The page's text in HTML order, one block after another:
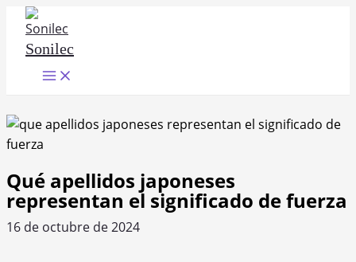
contenido
Sonilec
Main
Menu
Qué apellidos japoneses
representan el significado de fuerza
16 de octubre de 2024